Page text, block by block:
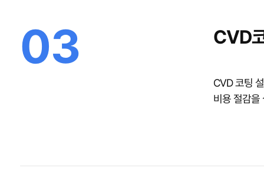
03 CVD
CVD 코팅
비용 절감을